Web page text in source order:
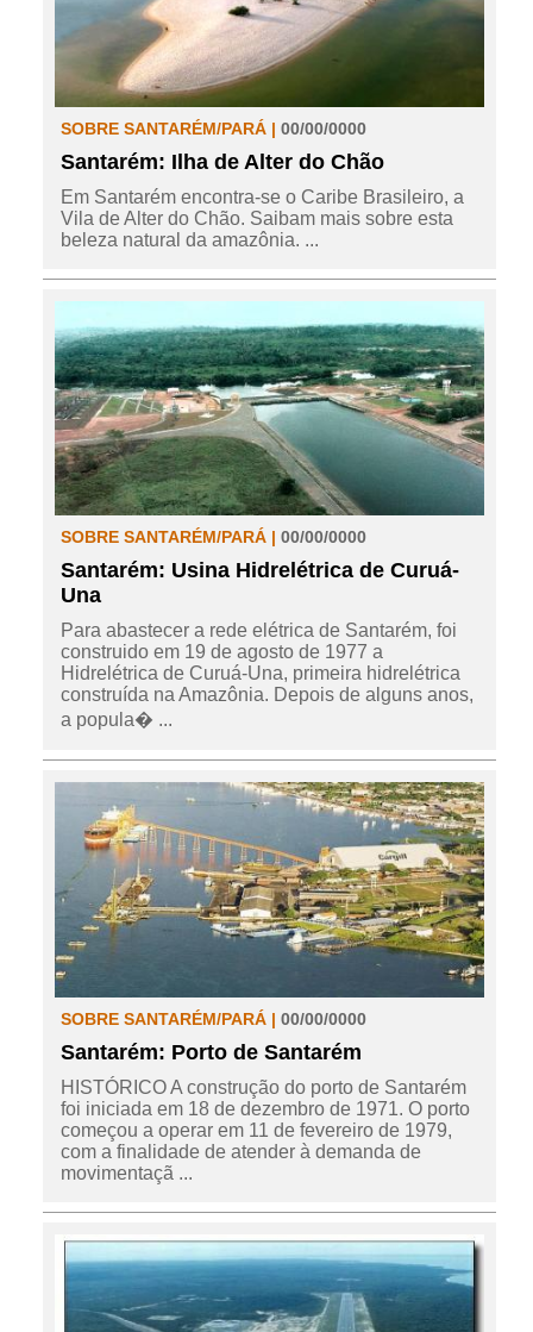
SOBRE SANTARÉM/PARÁ | 00/00/0000
Santarém: Ilha de Alter do Chão
Em Santarém encontra-se o Caribe Brasileiro, a
Vila de Alter do Chão. Saibam mais sobre esta
beleza natural da amazônia. ...
SOBRE SANTARÉM/PARÁ | 00/00/0000
Santarém: Usina Hidrelétrica de Curuá-
Una
Para abastecer a rede elétrica de Santarém, foi
construido em 19 de agosto de 1977 a
Hidrelétrica de Curuá-Una, primeira hidrelétrica
construída na Amazônia. Depois de alguns anos,
a popula� ...
SOBRE SANTARÉM/PARÁ | 00/00/0000
Santarém: Porto de Santarém
HISTÓRICO A construção do porto de Santarém
foi iniciada em 18 de dezembro de 1971. O porto
começou a operar em 11 de fevereiro de 1979,
com a finalidade de atender à demanda de
movimentaçã ...